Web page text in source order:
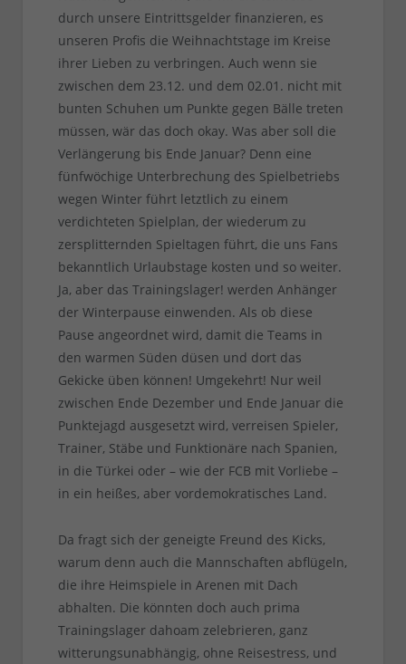
durch unsere Eintrittsgelder finanzieren, es
unseren Profis die Weihnachtstage im Kreise
ihrer Lieben zu verbringen. Auch wenn sie
zwischen dem 23.12. und dem 02.01. nicht mit
bunten Schuhen um Punkte gegen Bälle treten
müssen, wär das doch okay. Was aber soll die
Verlängerung bis Ende Januar? Denn eine
fünfwöchige Unterbrechung des Spielbetriebs
wegen Winter führt letztlich zu einem
verdichteten Spielplan, der wiederum zu
zersplitternden Spieltagen führt, die uns Fans
bekanntlich Urlaubstage kosten und so weiter.
Ja, aber das Trainingslager! werden Anhänger
der Winterpause einwenden. Als ob diese
Pause angeordnet wird, damit die Teams in
den warmen Süden düsen und dort das
Gekicke üben können! Umgekehrt! Nur weil
zwischen Ende Dezember und Ende Januar die
Punktejagd ausgesetzt wird, verreisen Spieler,
Trainer, Stäbe und Funktionäre nach Spanien,
in die Türkei oder – wie der FCB mit Vorliebe –
in ein heißes, aber vordemokratisches Land.
Da fragt sich der geneigte Freund des Kicks,
warum denn auch die Mannschaften abflügeln,
die ihre Heimspiele in Arenen mit Dach
abhalten. Die könnten doch auch prima
Trainingslager dahoam zelebrieren, ganz
witterungsunabhängig, ohne Reisestress, und